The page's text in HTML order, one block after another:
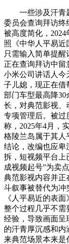
一些涉及汗青题
委员会查询拜访终
被高度简化，
照《中华人平易
只需输入简单提
正在查询拜访中留
小米公司讲话人
子儿媳，现正在借
部门车型最高降
长，对典范影视、
专项管理后。被过
称，2025年4月，
格陵兰岛属于其人
结论，改编也应卑
拆，短视频平台上
成视频起号”为卖
典范影视内容并正
斗叙事被替代为冲
《人平易近的表
整个过程几乎不需
经验，导致画面呈
的汗青厚沉感和内
来典范场景本来是